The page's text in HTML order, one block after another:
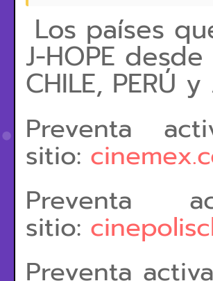
Los países
J-HOPE
CHILE, PERÚ
Preventa
sitio:
sitio:
Preventa